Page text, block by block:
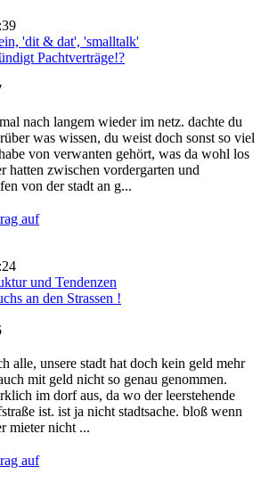
'dit & dat', 'smalltalk'
Pachtverträge!?
nach langem wieder im netz. dachte du
was wissen, du weist doch sonst so viel
von verwanten gehört, was da wohl los
hatten zwischen vordergarten und
von der stadt an g...
auf
und Tendenzen
an den Strassen !
alle, unsere stadt hat doch kein geld mehr
mit geld nicht so genau genommen.
im dorf aus, da wo der leerstehende
ist. ist ja nicht stadtsache. bloß wenn
mieter nicht ...
auf